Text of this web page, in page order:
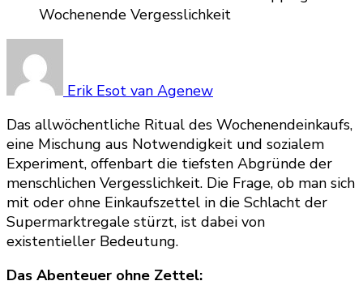
Erik Esot van Agenew
Das allwöchentliche Ritual des Wochenendeinkaufs,
eine Mischung aus Notwendigkeit und sozialem
Experiment, offenbart die tiefsten Abgründe der
menschlichen Vergesslichkeit. Die Frage, ob man sich
mit oder ohne Einkaufszettel in die Schlacht der
Supermarktregale stürzt, ist dabei von
existentieller Bedeutung.
Das Abenteuer ohne Zettel: